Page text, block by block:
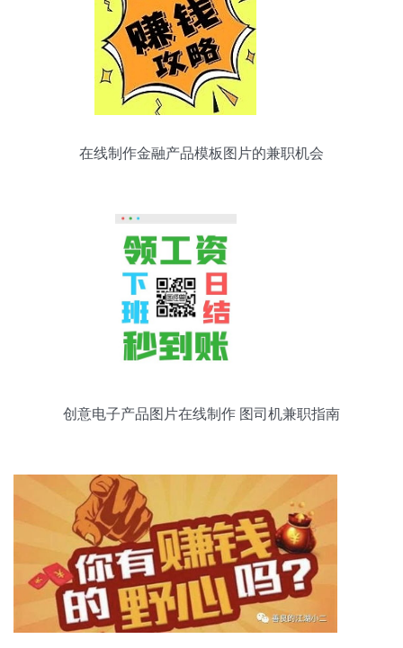
在线制作金融产品模板图片的兼职机会
创意电子产品图片在线制作 图司机兼职指南